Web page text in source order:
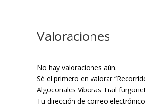
Valoraciones
No hay valoraciones aún.
Sé el primero en valorar
Algodonales Víboras Trail
Tu dirección de correo